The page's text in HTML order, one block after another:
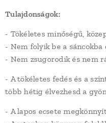
Tulajdonságok:
- Tökéletes minőségű,
- Nem folyik be a sáncokba
- Nem zsugorodik és nem
- A tökéletes fedés és a
több hétig élvezhesd a
- A lapos ecsete